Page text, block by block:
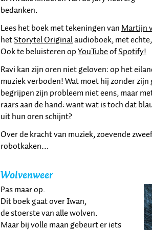
bedanken.
Lees het boek met tekeningen vanMartijn
hetStorytel Originalaudioboek, met
Ook te beluisteren opYouTubeofSpotify!
Ravi kan zijn oren niet geloven: op het
muziek verboden! Wat moet hij zonder
begrijpen zijn probleem niet eens, maar
raars aan de hand: want wat is toch dat
uit hun oren schijnt?
Over de kracht van muziek, zoevende
robotkaken…
Wolvenweer
Pas maar op.
Dit boek gaat over Iwan,
de stoerste van alle wolven.
Maar bij volle maan gebeurt er iets